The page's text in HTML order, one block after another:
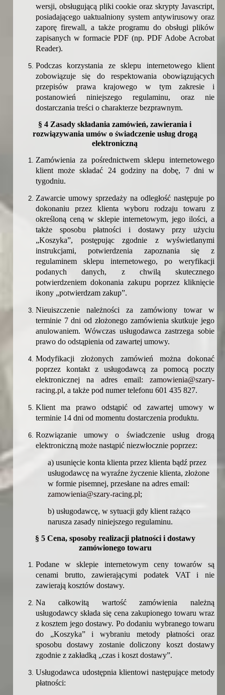
wersji, obsługującą pliki cookie oraz skrypty Javascript,
posiadającego uaktualniony system antywirusowy oraz
zaporę firewall, a także programu do obsługi plików
zapisanych w formacie PDF (np. PDF Adobe Acrobat
Reader).
Podczas korzystania ze sklepu internetowego klient
zobowiązuje się do respektowania obowiązujących
przepisów prawa krajowego w tym zakresie i
postanowień niniejszego regulaminu, oraz nie
dostarczania treści o charakterze bezprawnym.
§ 4 Zasady składania zamówień, zawierania i
rozwiązywania umów o świadczenie usług drogą
elektroniczną
Zamówienia za pośrednictwem sklepu internetowego
klient może składać 24 godziny na dobę, 7 dni w
tygodniu.
Zawarcie umowy sprzedaży na odległość następuje po
dokonaniu przez klienta wyboru rodzaju towaru z
określoną ceną w sklepie internetowym, jego ilości, a
także sposobu płatności i dostawy przy użyciu
„Koszyka”, postępując zgodnie z wyświetlanymi
instrukcjami, potwierdzenia zapoznania się z
regulaminem sklepu internetowego, po weryfikacji
podanych danych, z chwilą skutecznego
potwierdzeniem dokonania zakupu poprzez kliknięcie
ikony „potwierdzam zakup”.
Nieuiszczenie należności za zamówiony towar w
terminie 7 dni od złożonego zamówienia skutkuje jego
anulowaniem. Wówczas usługodawca zastrzega sobie
prawo do odstąpienia od zawartej umowy.
Modyfikacji złożonych zamówień można dokonać
poprzez kontakt z usługodawcą za pomocą poczty
elektronicznej na adres email: zamowienia@szary-
racing.pl, a także pod numer telefonu 601 435 827.
Klient ma prawo odstąpić od zawartej umowy w
terminie 14 dni od momentu dostarczenia produktu.
Rozwiązanie umowy o świadczenie usług drogą
elektroniczną może nastąpić niezwłocznie poprzez:
a) usunięcie konta klienta przez klienta bądź przez
usługodawcę na wyraźne życzenie klienta, złożone
w formie pisemnej, przesłane na adres email:
zamowienia@szary-racing.pl;
b) usługodawcę, w sytuacji gdy klient rażąco
narusza zasady niniejszego regulaminu.
§ 5 Cena, sposoby realizacji płatności i dostawy
zamówionego towaru
Podane w sklepie internetowym ceny towarów są
cenami brutto, zawierającymi podatek VAT i nie
zawierają kosztów dostawy.
Na całkowitą wartość zamówienia należną
usługodawcy składa się cena zakupionego towaru wraz
z kosztem jego dostawy. Po dodaniu wybranego towaru
do „Koszyka” i wybraniu metody płatności oraz
sposobu dostawy zostanie doliczony koszt dostawy
zgodnie z zakładką „czas i koszt dostawy”.
Usługodawca udostępnia klientowi następujące metody
płatności: